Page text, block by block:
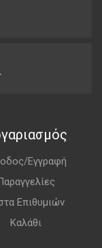
Εγγραφή
Επιθυμιών
Καλάθι